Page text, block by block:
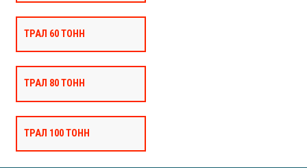
ТРАЛ 60 ТОНН
ТРАЛ 80 ТОНН
ТРАЛ 100 ТОНН